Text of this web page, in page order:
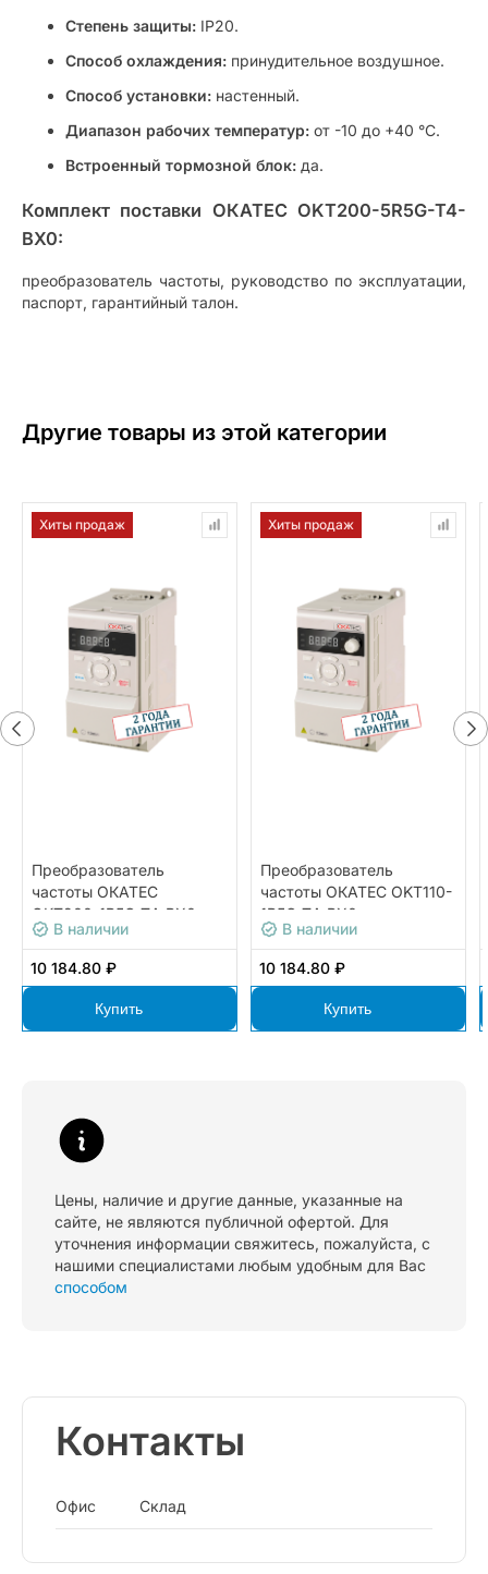
Степень защиты: IP20.
Способ охлаждения: принудительное воздушное.
Способ установки: настенный.
Диапазон рабочих температур: от -10 до +40 °C.
Встроенный тормозной блок: да.
Комплект поставки ОКАТЕС OKT200-5R5G-T4-
BX0:
преобразователь частоты, руководство по эксплуатации,
паспорт, гарантийный талон.
Другие товары из этой категории
Хиты продаж
Преобразователь
частоты ОКАТЕС
OKT200-1R5G-T4-BX0
В наличии
10 184.80 ₽
Купить
Хиты продаж
Преобразователь
частоты ОКАТЕС OKT110-
1R5G-T4-BX0
В наличии
10 184.80 ₽
Купить
Цены, наличие и другие данные, указанные на
сайте, не являются публичной офертой. Для
уточнения информации свяжитесь, пожалуйста, с
нашими специалистами любым удобным для Вас
способом
Контакты
Офис Склад